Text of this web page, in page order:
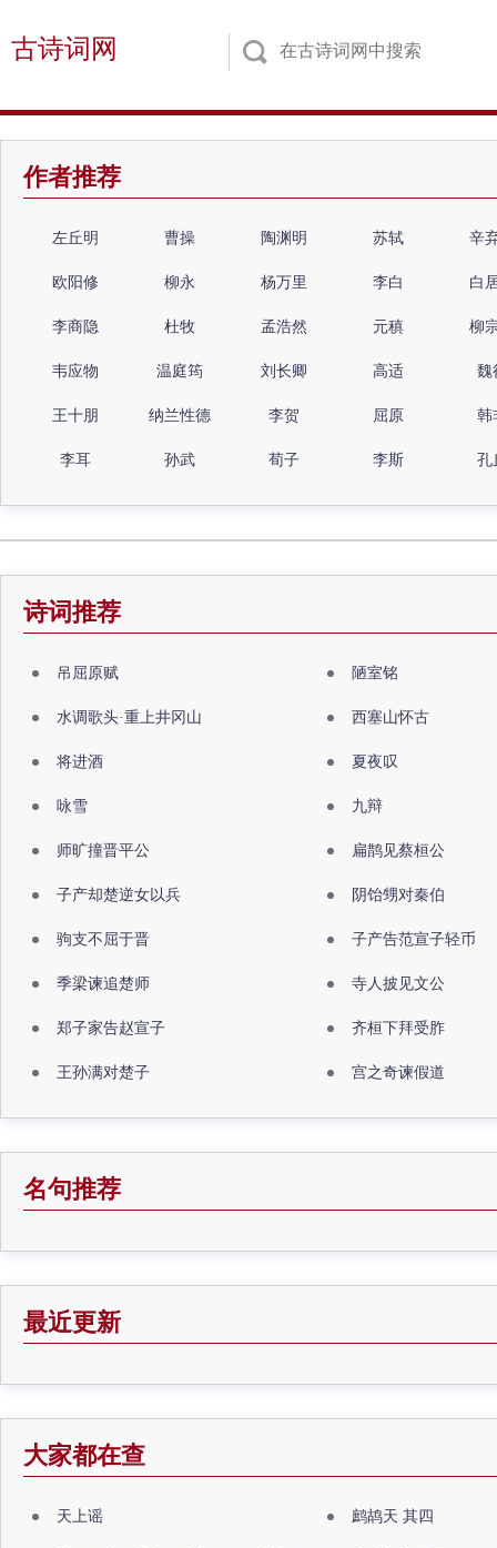
古诗词网
作者推荐
左丘明 曹操 陶渊明 苏轼 辛
欧阳修 柳永 杨万里 李白 白
李商隐 杜牧 孟浩然 元稹 柳
韦应物 温庭筠 刘长卿 高适 魏
王十朋 纳兰性德 李贺 屈原 韩
李耳 孙武 荀子 李斯 孔
诗词推荐
吊屈原赋 陋室铭
水调歌头·重上井冈山 西塞山怀古
将进酒 夏夜叹
咏雪 九辩
师旷撞晋平公 扁鹊见蔡桓公
子产却楚逆女以兵 阴饴甥对秦伯
驹支不屈于晋 子产告范宣子轻币
季梁谏追楚师 寺人披见文公
郑子家告赵宣子 齐桓下拜受胙
王孙满对楚子 宫之奇谏假道
名句推荐
最近更新
大家都在查
天上谣 鹧鸪天 其四